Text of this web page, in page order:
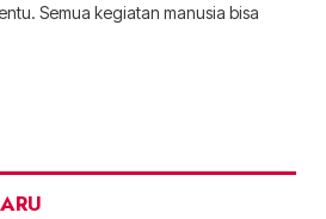
Semua kegiatan manusia bisa